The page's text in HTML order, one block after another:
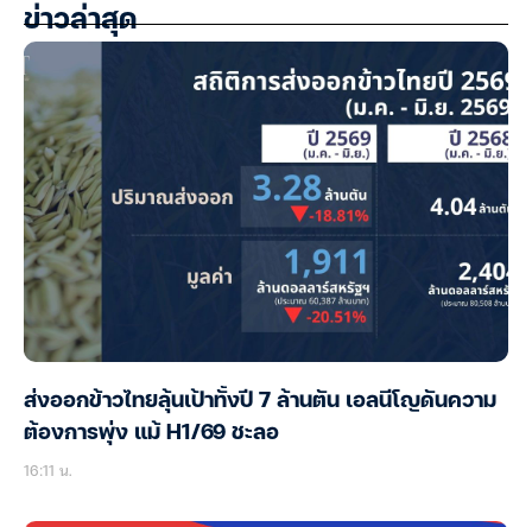
ข่าวล่าสุด
ส่งออกข้าวไทยลุ้นเป้าทั้งปี 7 ล้านตัน เอลนีโญดันความ
ต้องการพุ่ง แม้ H1/69 ชะลอ
16:11 น.